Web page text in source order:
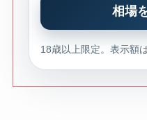
相場
18歳以上限定。表示額